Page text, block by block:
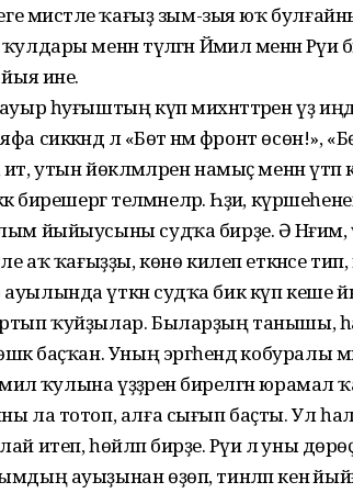
мисәтле ҡағыҙ зым-зыя юҡ
менән түләгән Йәмилә менән Рәүиә
йыя ине.
һуғыштың күп михнәттәрен үҙ
сиккәндә лә «Бөтә нәмә фронт өсөн!»,
утын йөкләмәлрен намыҫ менән үтәп
бирешергә теләмәнеләр. Һәҙиә,
йыйыусыны судҡа бирҙе. Ә
аҡ ҡағыҙҙы, көнө килеп еткәнсе
үткән судҡа бик күп кеше
ҡуйҙылар. Быларҙың танышы,
баҫҡан. Уның эргәһендә
ҡулына үҙҙәренә бирелгән юрамал
ла тотоп, алға сығып баҫты. Ул
итеп, һөйләп бирҙе. Рәүиә лә уны
ауыҙынан өҙөп, тинләп кенә